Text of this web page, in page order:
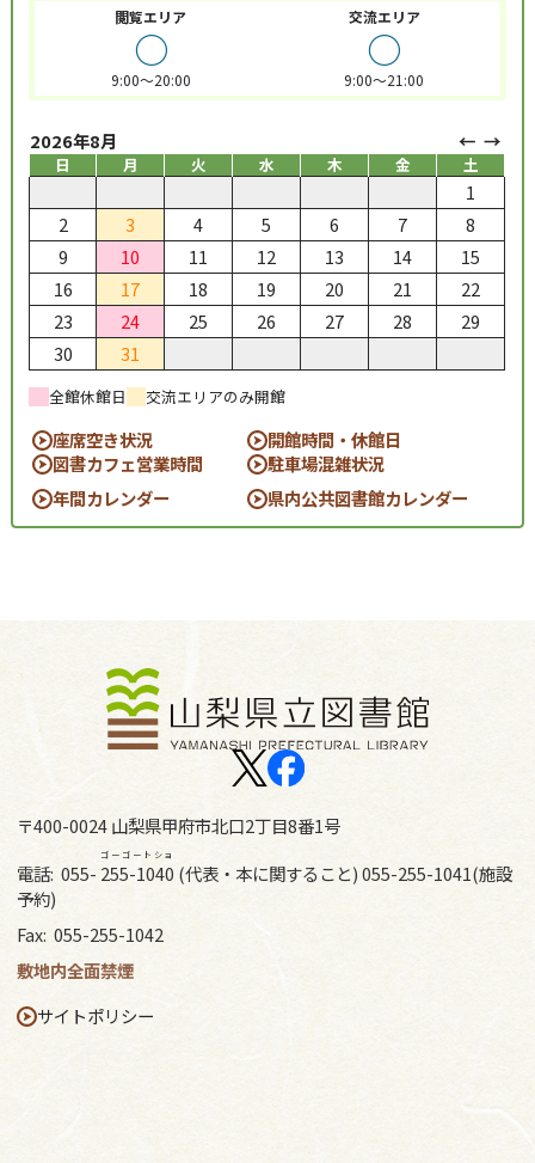
閲覧エリア
○
9:00～20:00
交流エリア
○
9:00～21:00
2026年8月
日 月 火 水 木 金 土
1
2
3 4 5 6 7
8
9
10 11 12 13 14
15
16
17 18 19 20 21
22
23
24 25 26 27 28
29
30
31
全館休館日 交流エリアのみ開館
座席空き状況
開館時間・休館日
図書カフェ営業時間
駐車場混雑状況
年間カレンダー
県内公共図書館カレンダー
〒400-0024 山梨県甲府市北口2丁目8番1号
電話: 055- 255-1040
ゴーゴートショ
(代表・本に関すること) 055-255-1041(施設
予約)
Fax: 055-255-1042
敷地内全面禁煙
サイトポリシー